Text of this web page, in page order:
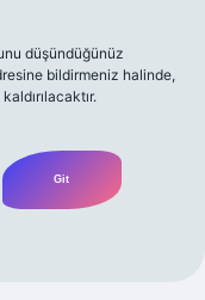
düşündüğünüz
bildirmeniz halinde,